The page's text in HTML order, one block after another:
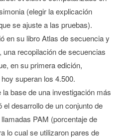
(elegir la explicación
se ajuste a las pruebas).
en su libro Atlas de secuencia y
recopilación de secuencias
en su primera edición,
superan los 4.500.
base de una investigación más
el desarrollo de un conjunto de
PAM (porcentaje de
lo cual se utilizaron pares de